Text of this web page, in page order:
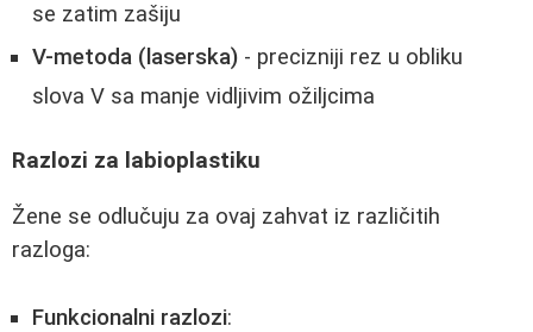
se zatim zašiju
V-metoda (laserska) - precizniji rez u obliku
slova V sa manje vidljivim ožiljcima
Razlozi za labioplastiku
Žene se odlučuju za ovaj zahvat iz različitih
razloga:
Funkcionalni razlozi: